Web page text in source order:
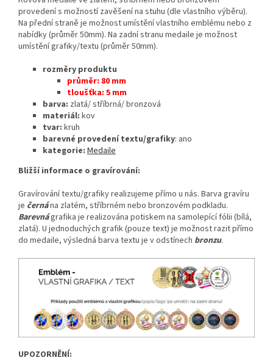
provedení s možností zavěšení na stuhu (dle vlastního výběru).
Na přední straně je možnost umístění vlastního emblému nebo z
nabídky (průměr 50mm). Na zadní stranu medaile je možnost
umístění grafiky/textu (průměr 50mm).
rozměry produktu
průměr: 80 mm
tloušťka: 5 mm
barva: zlatá/ stříbrná/ bronzová
materiál: kov
tvar: kruh
barevné provedení textu/grafiky: ano
kategorie: Medaile
Bližší informace o gravírování:
Gravírování textu/grafiky realizujeme přímo u nás. Barva gravíru
je černána zlatém, stříbrném nebo bronzovém podkladu.
Barevnágrafika je realizována potiskem na samolepící fólii (bílá,
zlatá). U jednoduchých grafik (pouze text) je možnost razit přímo
do medaile, výsledná barva textu je v odstínech bronzu.
UPOZORNĚNÍ: